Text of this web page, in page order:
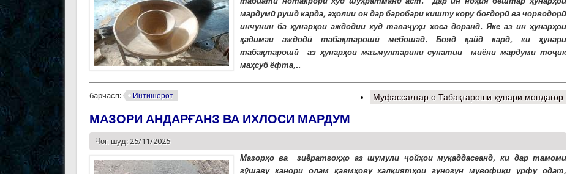
мардумӣ рушд карда, аҳолии он дар баробари кишту кору боғдорӣ ва чорводорӣ
инчунин ба ҳунарҳои аждодии худ таваҷуҳи хоса доранд. Яке аз ин ҳунарҳои
қадимаи аждодӣ табақтарошӣ мебошад. Бояд қайд кард, ки ҳунари
табақтарошӣ аз ҳунарҳои маъмултарини сунатии миёни мардуми тоҷик
маҳсуб ёфта,..
барчасп: Интишорот Муфассалтар о Табақтарошӣ ҳунари мондагор
МАЗОРИ АНДАРҒАНЗ ВА ИХЛОСИ МАРДУМ
Чоп шуд: 25/11/2025
Мазорҳо ва зиёратгоҳҳо аз шумули ҷойҳои муқаддасеанд, ки дар тамоми
гӯшаву канори олам қавмҳову халқиятҳои гуногун мувофиқи урфу одат,